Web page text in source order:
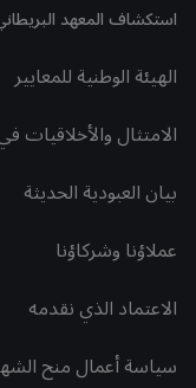
استكشاف المعهد
الهيئة الوطنية للمعايير
الامتثال والأخلاقيات
بيان العبودية الحديثة
عملاؤنا وشركاؤنا
الاعتماد الذي نقدمه
سياسة أعمال منح